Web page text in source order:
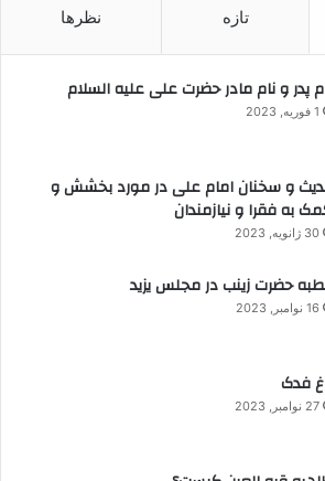
تازه نظرها
پدر و نام مادر حضرت علی علیه السلام
1 فوریه, 2023
و سخنان امام علی در مورد بخشش و
به فقرا و نیازمندان
30 ژانویه, 2023
حضرت زینب در مجلس یزید
16 نوامبر, 2023
فدک
27 نوامبر, 2023